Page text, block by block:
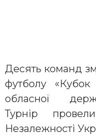
Десять команд
футболу «Кубок
обласної
Турнір
Незалежності